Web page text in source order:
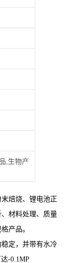
,生物产
焙烧、锂电池正
材料处理、质量
产品。
定，并带有水冷
-0.1MP